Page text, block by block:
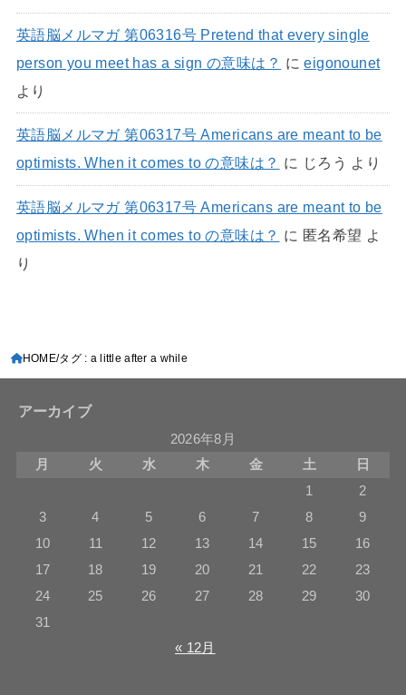
英語脳メルマガ 第06316号 Pretend that every single
person you meet has a sign の意味は？ にeigonounet
より
英語脳メルマガ 第06317号 Americans are meant to be
optimists. When it comes to の意味は？ に じろう より
英語脳メルマガ 第06317号 Americans are meant to be
optimists. When it comes to の意味は？ に 匿名希望 よ
り
HOME タグ : a little after a while
アーカイブ
2026年8月
月
火 水 木 金 土
日
1
2
3
4 5 6 7 8
9
10
11 12 13 14 15
16
17
18 19 20 21 22
23
24
25 26 27 28 29
30
31
« 12月